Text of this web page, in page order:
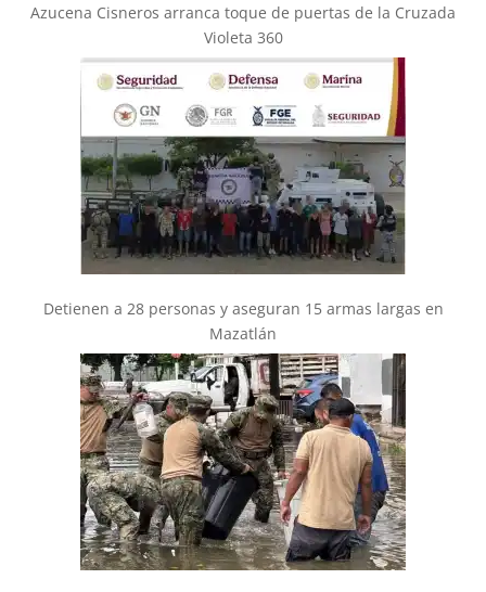
Azucena Cisneros arranca toque de puertas de la Cruzada
Violeta 360
Detienen a 28 personas y aseguran 15 armas largas en
Mazatlán